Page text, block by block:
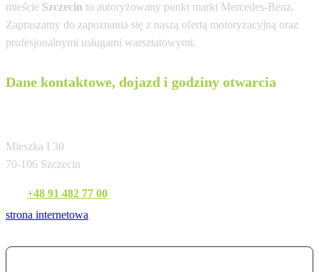
mieście Szczecin to autoryzowany punkt marki Mercedes-Benz.
Zapraszamy do zapoznania się z naszą ofertą motoryzacyjną oraz
profesjonalnymi usługami warsztatowymi.
Dane kontaktowe, dojazd i godziny otwarcia
Mieszka I 30
70-106 Szczecin
+48 91 482 77 00
strona internetowa